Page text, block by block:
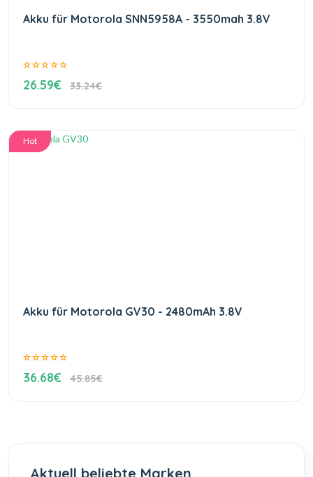
Akku für Motorola SNN5958A - 3550mah 3.8V
26.59€ 33.24€
Hot
Akku für Motorola GV30 - 2480mAh 3.8V
36.68€ 45.85€
Aktuell beliebte Marken